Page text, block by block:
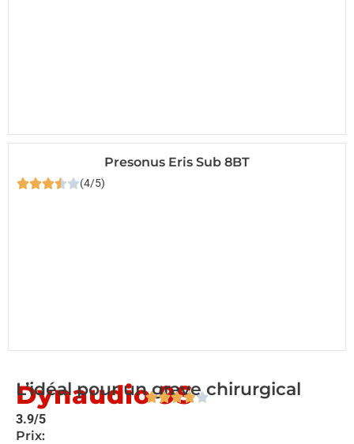
Presonus Eris Sub 8BT
(4/5)
Dynaudio 9S
L’idéal pour un grave chirurgical
3.9/5
Prix: